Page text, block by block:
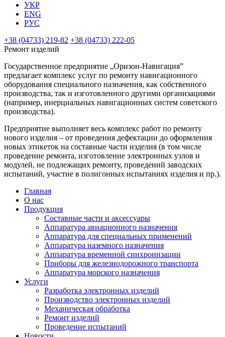
УКР
ENG
РУС
+38 (04733) 219-82 +38 (04733) 222-05
Ремонт изделий
Государственное предприятие „Оризон-Навигация”
предлагает комплекс услуг по ремонту навигационного
оборудования специального назначения, как собственного
производства, так и изготовленного другими организациями
(например, инерциальных навигационных систем советского
производства).
Предприятие выполняет весь комплекс работ по ремонту
нового изделия – от проведения дефектации до оформления
новых этикеток на составные части изделия (в том числе
проведение ремонта, изготовление электронных узлов и
модулей, не подлежащих ремонту, проведений заводских
испытаний, участие в полигонных испытаниях изделия и пр.).
Главная
О нас
Продукция
Составные части и аксессуары
Аппаратура авиационного назначения
Аппаратура для специальных применений
Аппаратура наземного назначения
Аппаратура временной синхронизации
Приборы для железнодорожного транспорта
Аппаратура морского назначения
Услуги
Разработка электронных изделий
Производство электронных изделий
Механическая обработка
Ремонт изделий
Проведение испытаний